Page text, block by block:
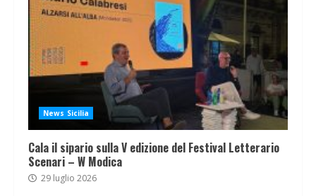
News Sicilia
Cala il sipario sulla V edizione del Festival Letterario
Scenari – W Modica
29 luglio 2026